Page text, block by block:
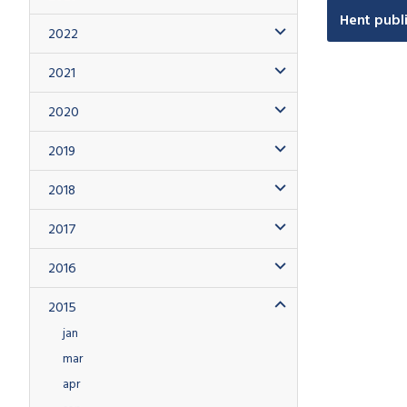
2022
2021
2020
2019
2018
2017
2016
2015
jan
mar
apr
Hent